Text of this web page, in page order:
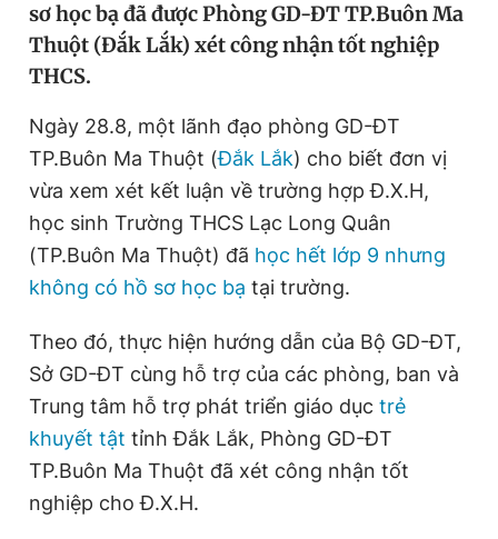
Video Magazine
Sản phẩm khác
Tiện ích Bạn cần biết
Thông tin tòa soạn Liên hệ quảng cáo
Đọc Thanh Niên trên điện thoại
sơ học bạ đã được Phòng GD-ĐT TP.Buôn Ma
Thuột (Đắk Lắk) xét công nhận tốt nghiệp
THCS.
Ngày 28.8, một lãnh đạo phòng GD-ĐT
TP.Buôn Ma Thuột (Đắk Lắk) cho biết đơn vị
vừa xem xét kết luận về trường hợp Đ.X.H,
học sinh Trường THCS Lạc Long Quân
(TP.Buôn Ma Thuột) đã học hết lớp 9 nhưng
không có hồ sơ học bạ tại trường.
Theo đó, thực hiện hướng dẫn của Bộ GD-ĐT,
Sở GD-ĐT cùng hỗ trợ của các phòng, ban và
Trung tâm hỗ trợ phát triển giáo dục trẻ
khuyết tật tỉnh Đắk Lắk, Phòng GD-ĐT
TP.Buôn Ma Thuột đã xét công nhận tốt
nghiệp cho Đ.X.H.